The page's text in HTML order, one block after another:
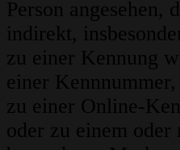
Person angesehen,
indirekt,
zu einer Kennung
einer
zu einer Online-
oder zu einem oder